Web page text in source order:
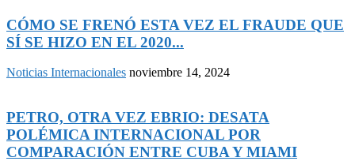
CÓMO SE FRENÓ ESTA VEZ EL FRAUDE QUE
SÍ SE HIZO EN EL 2020...
Noticias Internacionales noviembre 14, 2024
PETRO, OTRA VEZ EBRIO: DESATA
POLÉMICA INTERNACIONAL POR
COMPARACIÓN ENTRE CUBA Y MIAMI